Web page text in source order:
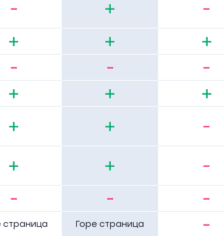
- + -
+ + +
- - -
+ + +
+ + -
+ + -
- - -
страница Горе страница -